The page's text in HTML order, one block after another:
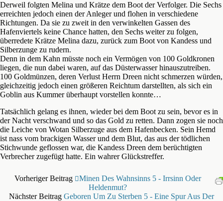
Derweil folgten Melina und Krätze dem Boot der Verfolger. Die Sechs
erreichten jedoch einen der Anleger und flohen in verschiedene
Richtungen. Da sie zu zweit in den verwinkelten Gassen des
Hafenviertels keine Chance hatten, den Sechs weiter zu folgen,
überredete Krätze Melina dazu, zurück zum Boot von Kandess und
Silberzunge zu rudern.
Denn in dem Kahn müsste noch ein Vermögen von 100 Goldkronen
liegen, die nun dabei waren, auf das Düsterwasser hinauszutreiben.
100 Goldmünzen, deren Verlust Herrn Dreen nicht schmerzen würden,
gleichzeitig jedoch einen größeren Reichtum darstellten, als sich ein
Goblin aus Kummer überhaupt vorstellen konnte…
Tatsächlich gelang es ihnen, wieder bei dem Boot zu sein, bevor es in
der Nacht verschwand und so das Gold zu retten. Dann zogen sie noch
die Leiche von Wotan Silberzuge aus dem Hafenbecken. Sein Hemd
ist nass vom brackigen Wasser und dem Blut, das aus der tödlichen
Stichwunde geflossen war, die Kandess Dreen dem berüchtigten
Verbrecher zugefügt hatte. Ein wahrer Glückstreffer.
Vorheriger Beitrag
Minen Des Wahnsinns 5 - Irrsinn Oder
Heldenmut?
Nächster Beitrag Geboren Um Zu Sterben 5 - Eine Spur Aus Der